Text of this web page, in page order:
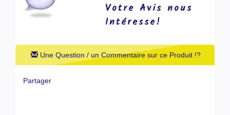
Votre Avis nous
Intéresse!
Une Question / un Commentaire sur ce Produit !?
Partager